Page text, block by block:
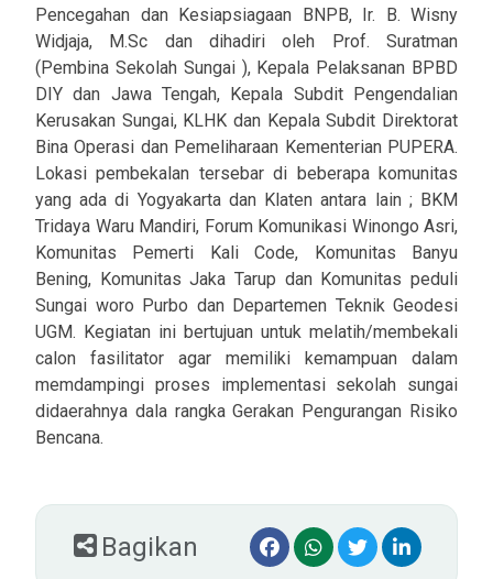
Pencegahan dan Kesiapsiagaan BNPB, Ir. B. Wisny
Widjaja, M.Sc dan dihadiri oleh Prof. Suratman
(Pembina Sekolah Sungai ), Kepala Pelaksanan BPBD
DIY dan Jawa Tengah, Kepala Subdit Pengendalian
Kerusakan Sungai, KLHK dan Kepala Subdit Direktorat
Bina Operasi dan Pemeliharaan Kementerian PUPERA.
Lokasi pembekalan tersebar di beberapa komunitas
yang ada di Yogyakarta dan Klaten antara lain ; BKM
Tridaya Waru Mandiri, Forum Komunikasi Winongo Asri,
Komunitas Pemerti Kali Code, Komunitas Banyu
Bening, Komunitas Jaka Tarup dan Komunitas peduli
Sungai woro Purbo dan Departemen Teknik Geodesi
UGM. Kegiatan ini bertujuan untuk melatih/membekali
calon fasilitator agar memiliki kemampuan dalam
memdampingi proses implementasi sekolah sungai
didaerahnya dala rangka Gerakan Pengurangan Risiko
Bencana.
Bagikan